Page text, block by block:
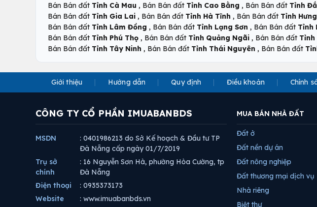
Bán Bán đất Tỉnh Cà Mau , Bán Bán đất Tỉnh Cao Bằng , Bán Bán đất Tỉnh
Bán Bán đất Tỉnh Gia Lai , Bán Bán đất Tỉnh Hà Tĩnh , Bán Bán đất Tỉnh
Bán Bán đất Tỉnh Lâm Đồng , Bán Bán đất Tỉnh Lạng Sơn , Bán Bán đất Tỉnh
Bán Bán đất Tỉnh Phú Thọ , Bán Bán đất Tỉnh Quảng Ngãi , Bán Bán đất Tỉnh
Bán Bán đất Tỉnh Tây Ninh , Bán Bán đất Tỉnh Thái Nguyên , Bán Bán đất
Giới thiệu Hướng dẫn Quy định Điều khoản Chính
CÔNG TY CỔ PHẦN IMUABANBDS
MSDN
: 0401986213 do Sở Kế hoạch & Đầu tư TP
Đà Nẵng cấp ngày 01/7/2019
Trụ sở
chính
: 16 Nguyễn Sơn Hà, phường Hòa Cường, tp
Đà Nẵng
Điện thoại
: 0935373173
Website
: www.imuabanbds.vn
MUA BÁN NHÀ ĐẤT
Đất ở
Đất nền dự án
Đất nông nghiệp
Đất thương mại dịch vụ
Nhà riêng
Biệt thự